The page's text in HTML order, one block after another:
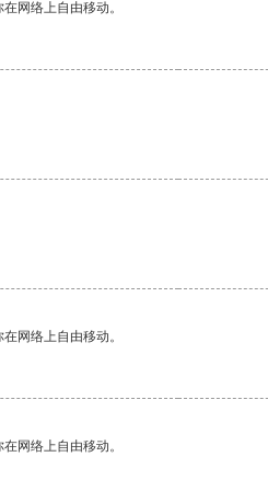
网络上自由移动。
网络上自由移动。
网络上自由移动。